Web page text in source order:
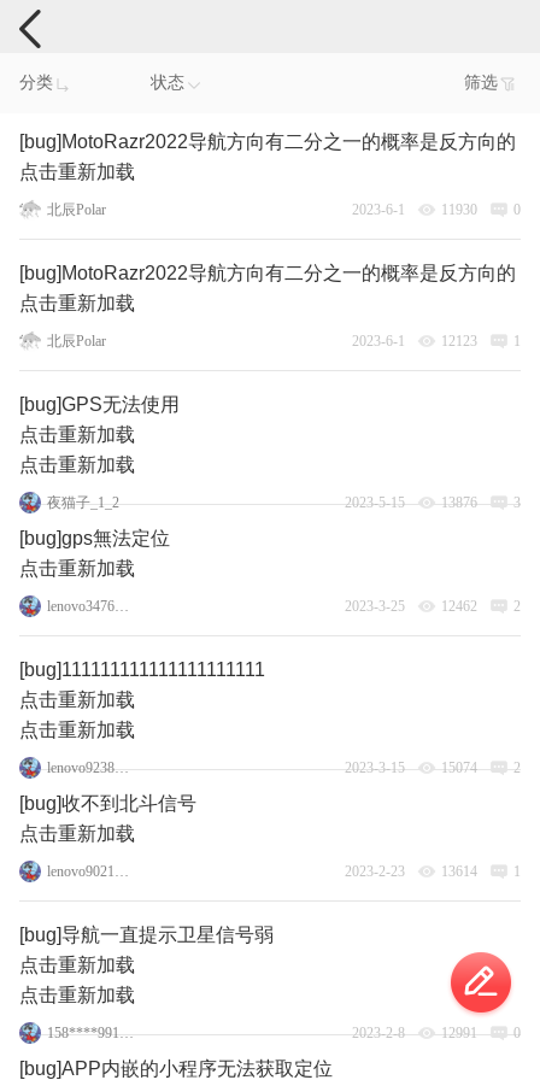
手机反馈
分类 状态 筛选
[bug]MotoRazr2022导航方向有二分之一的概率是反方向的
点击重新加载
北辰Polar 2023-6-1 11930 0
[bug]MotoRazr2022导航方向有二分之一的概率是反方向的
点击重新加载
北辰Polar 2023-6-1 12123 1
[bug]GPS无法使用
点击重新加载
点击重新加载
夜猫子_1_2 2023-5-15 13876 3
[bug]gps無法定位
点击重新加载
lenovo34760809 2023-3-25 12462 2
[bug]111111111111111111111
点击重新加载
点击重新加载
lenovo92388245 2023-3-15 15074 2
[bug]收不到北斗信号
点击重新加载
lenovo90217472 2023-2-23 13614 1
[bug]导航一直提示卫星信号弱
点击重新加载
点击重新加载
158****9917_1_2 2023-2-8 12991 0
[bug]APP内嵌的小程序无法获取定位